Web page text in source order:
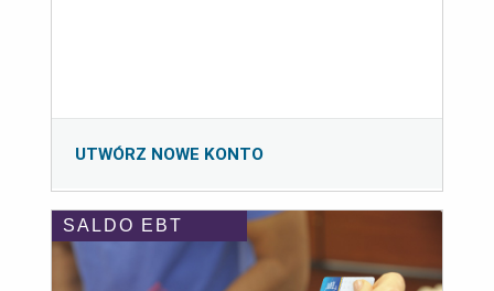
UTWÓRZ NOWE KONTO
SALDO EBT